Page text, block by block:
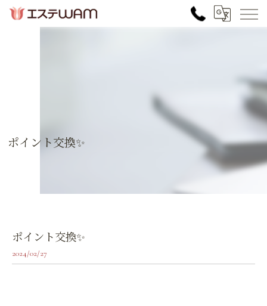
ポイント交換✨
ポイント交換✨
2024/02/27